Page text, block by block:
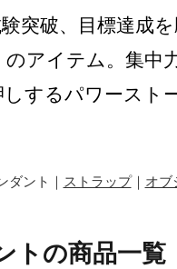
突破、目標達成
アイテム。集中
するパワースト
ダント｜ ストラップ｜ オブ
トの商品一覧